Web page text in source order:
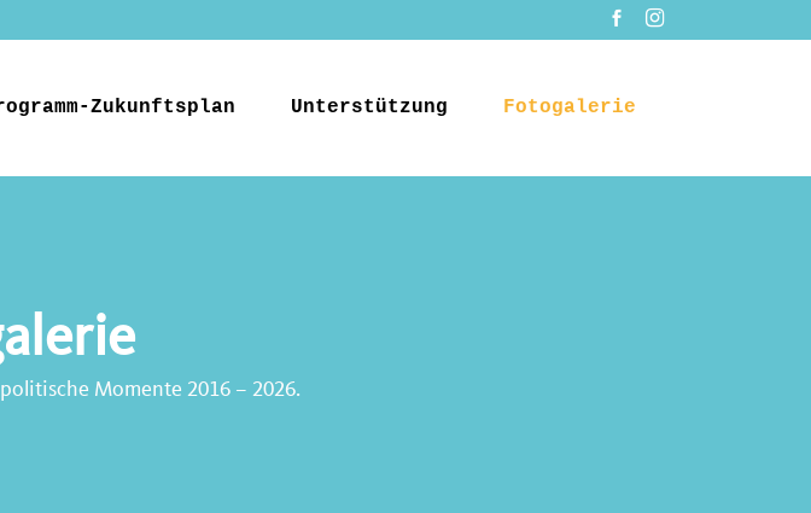
Zukunftsplan Unterstützung Fotogalerie
Momente 2016 – 2026.